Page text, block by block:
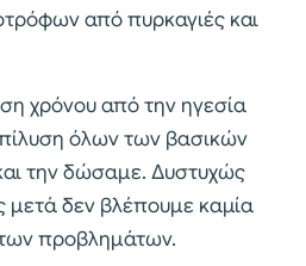
από πυρκαγιές και
χρόνου από την ηγεσία
όλων των βασικών
την δώσαμε. Δυστυχώς
μετά δεν βλέπουμε καμία
προβλημάτων.